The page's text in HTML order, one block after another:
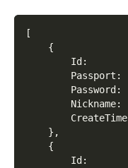
[
{
        Id
:
        Passport
:
        Password
:
        Nickname
:
        CreateTime
} ,
{
        Id
: